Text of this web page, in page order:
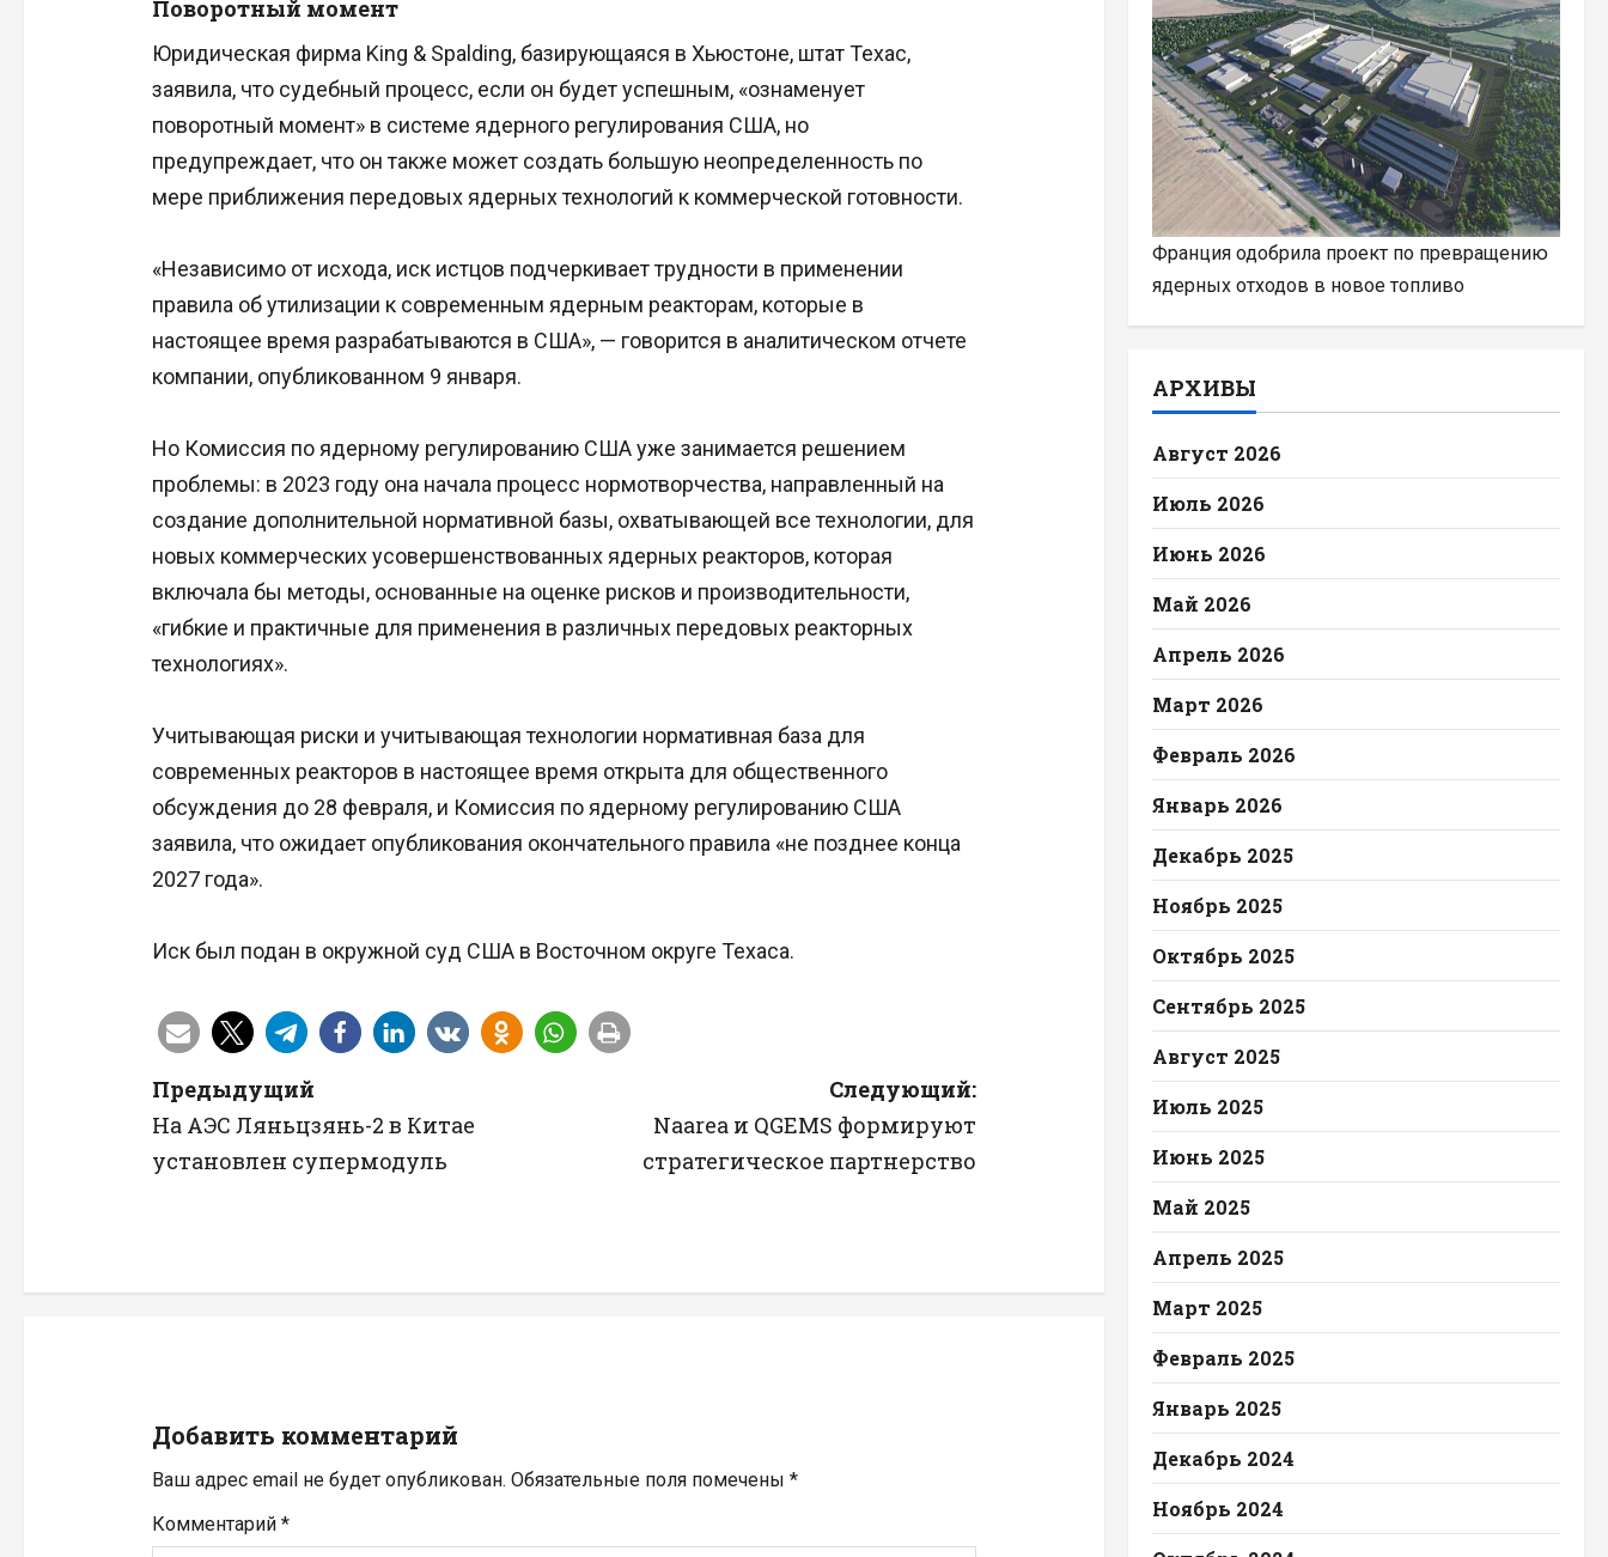
Поворотный момент
Юридическая фирма King & Spalding, базирующаяся в Хьюстоне, штат Техас,
заявила, что судебный процесс, если он будет успешным, «ознаменует
поворотный момент» в системе ядерного регулирования США, но
предупреждает, что он также может создать большую неопределенность по
мере приближения передовых ядерных технологий к коммерческой готовности.
«Независимо от исхода, иск истцов подчеркивает трудности в применении
правила об утилизации к современным ядерным реакторам, которые в
настоящее время разрабатываются в США», — говорится в аналитическом отчете
компании, опубликованном 9 января.
Но Комиссия по ядерному регулированию США уже занимается решением
проблемы: в 2023 году она начала процесс нормотворчества, направленный на
создание дополнительной нормативной базы, охватывающей все технологии, для
новых коммерческих усовершенствованных ядерных реакторов, которая
включала бы методы, основанные на оценке рисков и производительности,
«гибкие и практичные для применения в различных передовых реакторных
технологиях».
Учитывающая риски и учитывающая технологии нормативная база для
современных реакторов в настоящее время открыта для общественного
обсуждения до 28 февраля, и Комиссия по ядерному регулированию США
заявила, что ожидает опубликования окончательного правила «не позднее конца
2027 года».
Иск был подан в окружной суд США в Восточном округе Техаса.
Н
а
г
и
я
п
Предыдущий
На АЭС Ляньцзянь-2 в Китае
установлен супермодуль
Следующий:
Naarea и QGEMS формируют
стратегическое партнерство
Добавить комментарий
Ваш адрес email не будет опубликован. Обязательные поля помечены *
Комментарий *
Франция одобрила проект по превращению
ядерных отходов в новое топливо
АРХИВЫ
Август 2026
Июль 2026
Июнь 2026
Май 2026
Апрель 2026
Март 2026
Февраль 2026
Январь 2026
Декабрь 2025
Ноябрь 2025
Октябрь 2025
Сентябрь 2025
Август 2025
Июль 2025
Июнь 2025
Май 2025
Апрель 2025
Март 2025
Февраль 2025
Январь 2025
Декабрь 2024
Ноябрь 2024